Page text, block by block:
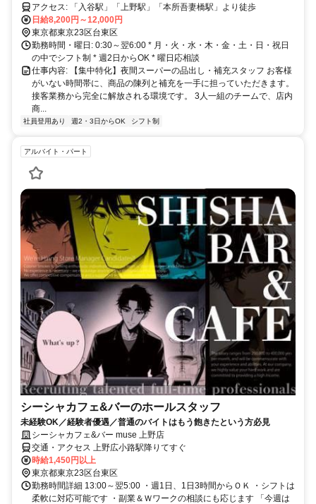
アクセス: 「入谷駅」「上野駅」「本所吾妻橋駅」より徒歩
日給8,200円～12,000円
東京都東京23区台東区
勤務時間・曜日: 0:30～翌6:00 * 月・火・水・木・金・土・日・祝日
の中でシフト制 * 週2日からOK * 曜日応相談
仕事内容: 【集中特化】夜間スーパーの品出し・補充スタッフ お客様
がいない時間帯に、商品の陳列と補充を一手に担っていただきます。
接客業務から完全に解放される環境です。 3人一組のチームで、店内
商...
社員登用あり 週2・3日からOK シフト制
アルバイト・パート
シーシャカフェ&バーのホールスタッフ
未経験OK／経験者優遇／普通のバイトはもう飽きたという方必見
シーシャカフェ&バー muse 上野店
交通・アクセス 上野広小路駅降りてすぐ
時給1,450円以上
東京都東京23区台東区
勤務時間詳細 13:00～翌5:00 ・週1日、1日3時間からＯＫ ・シフトは
柔軟に対応可能です ・副業＆Ｗワークの相談にも応じます 「今週は